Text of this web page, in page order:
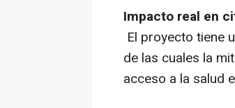
Impacto real en
El proyecto tiene
de las cuales la
acceso a la salud